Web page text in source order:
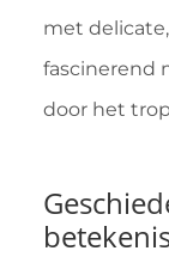
met
fascinerend
door het